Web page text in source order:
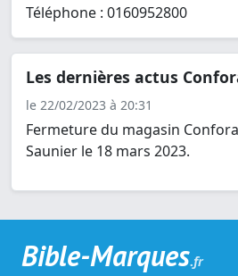
Téléphone : 0160952800
Les dernières actus
le 22/02/2023 à 20:31
Fermeture du magasin
Saunier le 18 mars 2023.
Bible-Marques.fr